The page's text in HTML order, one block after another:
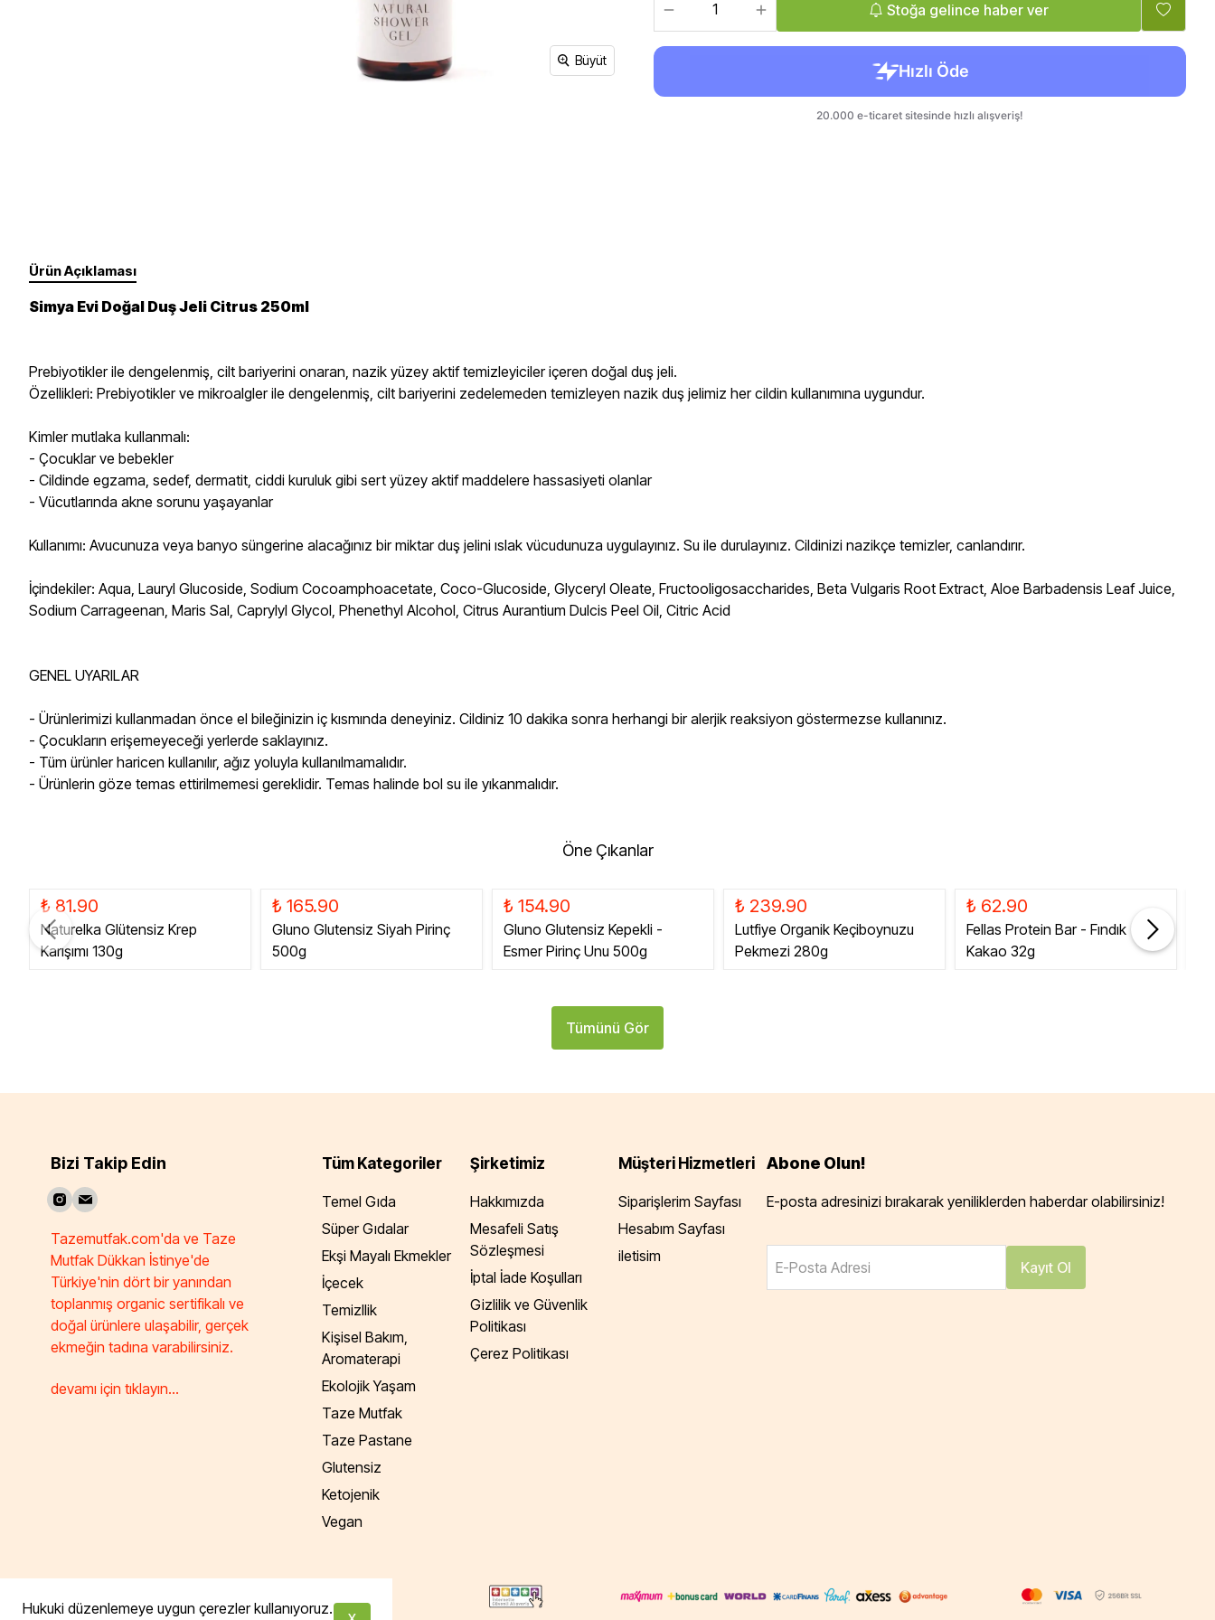
Et Ürünleri
Hukuki düzenlemeye uygun çerezler kullanıyoruz.
Büyüt
Stoğa gelince haber ver
Ürün Açıklaması
Simya Evi Doğal Duş Jeli Citrus 250ml
Prebiyotikler ile dengelenmiş, cilt bariyerini onaran, nazik yüzey aktif temizleyiciler içeren doğal duş jeli.
Özellikleri: Prebiyotikler ve mikroalgler ile dengelenmiş, cilt bariyerini zedelemeden temizleyen nazik duş jelimiz her cildin kullanımına uygundur.
Kimler mutlaka kullanmalı:
- Çocuklar ve bebekler
- Cildinde egzama, sedef, dermatit, ciddi kuruluk gibi sert yüzey aktif maddelere hassasiyeti olanlar
- Vücutlarında akne sorunu yaşayanlar
Kullanımı: Avucunuza veya banyo süngerine alacağınız bir miktar duş jelini ıslak vücudunuza uygulayınız. Su ile durulayınız. Cildinizi nazikçe temizler, canlandırır.
İçindekiler: Aqua, Lauryl Glucoside, Sodium Cocoamphoacetate, Coco-Glucoside, Glyceryl Oleate, Fructooligosaccharides, Beta Vulgaris Root Extract, Aloe Barbadensis Leaf Juice,
Sodium Carrageenan, Maris Sal, Caprylyl Glycol, Phenethyl Alcohol, Citrus Aurantium Dulcis Peel Oil, Citric Acid
GENEL UYARILAR
- Ürünlerimizi kullanmadan önce el bileğinizin iç kısmında deneyiniz. Cildiniz 10 dakika sonra herhangi bir alerjik reaksiyon göstermezse kullanınız.
- Çocukların erişemeyeceği yerlerde saklayınız.
- Tüm ürünler haricen kullanılır, ağız yoluyla kullanılmamalıdır.
- Ürünlerin göze temas ettirilmemesi gereklidir. Temas halinde bol su ile yıkanmalıdır.
Öne Çıkanlar
₺ 81.90
Naturelka Glütensiz Krep
Karışımı 130g
₺ 165.90
Gluno Glutensiz Siyah Pirinç
500g
₺ 154.90
Gluno Glutensiz Kepekli -
Esmer Pirinç Unu 500g
₺ 239.90
Lutfiye Organik Keçiboynuzu
Pekmezi 280g
₺ 62.90
Fellas Protein Bar - Fındık
Kakao 32g
Tümünü Gör
Bizi Takip Edin
Tazemutfak.com'da ve Taze
Mutfak Dükkan İstinye'de
Türkiye'nin dört bir yanından
toplanmış organic sertifikalı ve
doğal ürünlere ulaşabilir, gerçek
ekmeğin tadına varabilirsiniz.
devamı için tıklayın...
Tüm Kategoriler
Temel Gıda
Süper Gıdalar
Ekşi Mayalı Ekmekler
İçecek
Temizllik
Kişisel Bakım,
Aromaterapi
Ekolojik Yaşam
Taze Mutfak
Taze Pastane
Glutensiz
Ketojenik
Vegan
Şirketimiz
Hakkımızda
Mesafeli Satış
Sözleşmesi
İptal İade Koşulları
Gizlilik ve Güvenlik
Politikası
Çerez Politikası
Müşteri Hizmetleri
Siparişlerim Sayfası
Hesabım Sayfası
iletisim
Abone Olun!
E-posta adresinizi bırakarak yeniliklerden haberdar olabilirsiniz!
E-Posta Adresi Kayıt Ol